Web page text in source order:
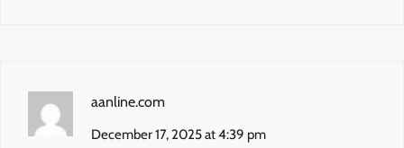
aanline.com
December 17, 2025 at 4:39 pm